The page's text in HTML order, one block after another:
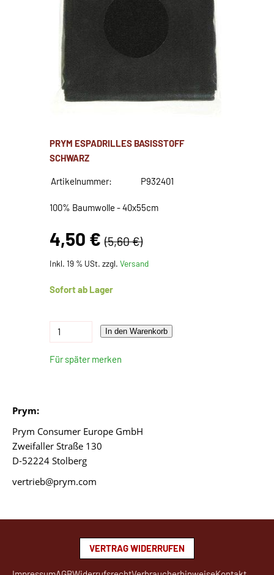
PRYM ESPADRILLES BASISSTOFF
SCHWARZ
Artikelnummer: P932401
100% Baumwolle - 40x55cm
4,50 € (5,60 €)
Inkl. 19 % USt. zzgl.Versand
Sofort ab Lager
In den Warenkorb
Für später merken
Prym:
Prym Consumer Europe GmbH
Zweifaller Straße 130
D-52224 Stolberg
vertrieb@prym.com
VERTRAG WIDERRUFEN